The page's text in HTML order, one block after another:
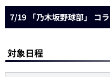
7/19 「乃木坂野球部」 コ
対象日程